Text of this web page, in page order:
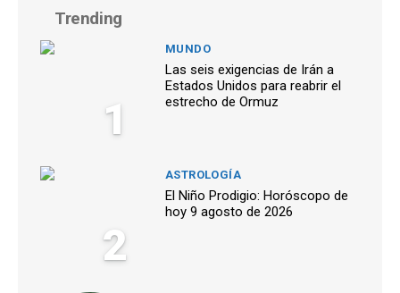
Trending
1
MUNDO
Las seis exigencias de Irán a
Estados Unidos para reabrir el
estrecho de Ormuz
2
ASTROLOGÍA
El Niño Prodigio: Horóscopo de
hoy 9 agosto de 2026